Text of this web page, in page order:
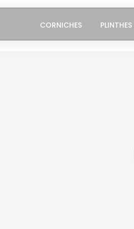
CORNICHES PLINTHES